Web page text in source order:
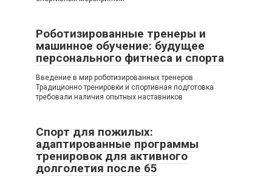
Роботизированные тренеры и
машинное обучение: будущее
персонального фитнеса и спорта
Введение в мир роботизированных тренеров
Традиционно тренировки и спортивная подготовка
требовали наличия опытных наставников
Спорт для пожилых:
адаптированные программы
тренировок для активного
долголетия после 65